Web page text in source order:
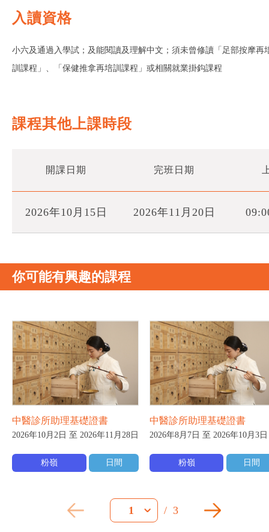
入讀資格
小六及通過入學試；及能閱讀及理解中文；須未曾修讀「足部按摩再
訓課程」、「保健推拿再培訓課程」或相關就業掛鈎課程
課程其他上課時段
開課日期 完班日期
2026年10月15日 2026年11月20日
你可能有興趣的課程
中醫診所助理基礎證書
2026年10月2日 至 2026年11月28日
粉嶺 日間
中醫診所助理基礎證書
2026年8月7日 至 2026年10月3日
粉嶺 日間
1 / 3